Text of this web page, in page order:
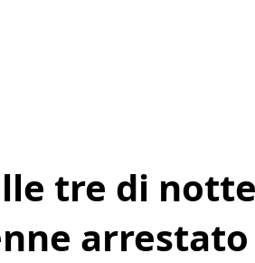
tre di
arrestato